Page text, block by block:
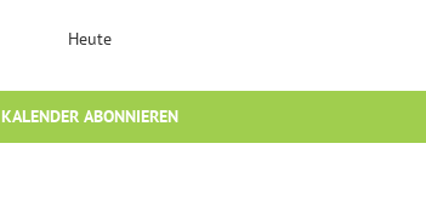
Heute
KALENDER ABONNIEREN